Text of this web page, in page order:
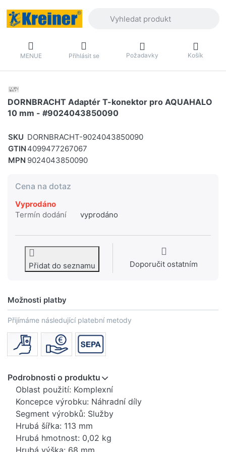
MENUE Přihlásit se Požadavky Košík
DORNBRACHT Adaptér T-konektor pro AQUAHALO
10 mm - #9024043850090
SKU DORNBRACHT-9024043850090
GTIN 4099477267067
MPN 9024043850090
Cena na dotaz
Vyprodáno
Termín dodání
vyprodáno
Přidat do seznamu Doporučit ostatním
Možnosti platby
Přijímáme následující platební metody
Podrobnosti o produktu
Oblast použití: Komplexní
Koncepce výrobku: Náhradní díly
Segment výrobků: Služby
Hrubá šířka: 113 mm
Hrubá hmotnost: 0,02 kg
Hrubá výška: 68 mm